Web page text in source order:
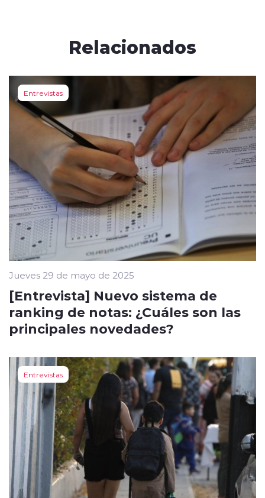
Relacionados
Entrevistas
Jueves 29 de mayo de 2025
[Entrevista] Nuevo sistema de
ranking de notas: ¿Cuáles son las
principales novedades?
Entrevistas